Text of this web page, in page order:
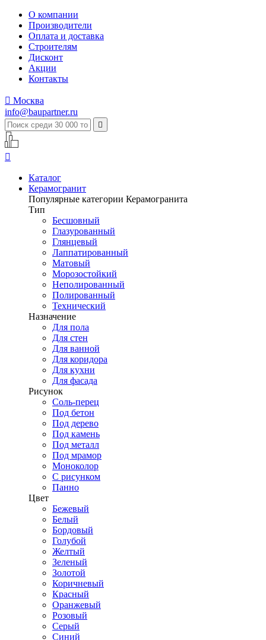
О компании
Производители
Оплата и доставка
Строителям
Дисконт
Акции
Контакты
 Москва
info@baupartner.ru


Каталог
Керамогранит
Популярные категории Керамогранита
Тип
Бесшовный
Глазурованный
Глянцевый
Лаппатированный
Матовый
Морозостойкий
Неполированный
Полированный
Технический
Назначение
Для пола
Для стен
Для ванной
Для коридора
Для кухни
Для фасада
Рисунок
Соль-перец
Под бетон
Под дерево
Под камень
Под металл
Под мрамор
Моноколор
С рисунком
Панно
Цвет
Бежевый
Белый
Бордовый
Голубой
Желтый
Зеленый
Золотой
Коричневый
Красный
Оранжевый
Розовый
Серый
Синий